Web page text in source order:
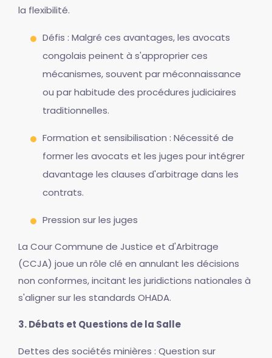
la flexibilité.
Défis : Malgré ces avantages, les avocats
congolais peinent à s'approprier ces
mécanismes, souvent par méconnaissance
ou par habitude des procédures judiciaires
traditionnelles.
Formation et sensibilisation : Nécessité de
former les avocats et les juges pour intégrer
davantage les clauses d'arbitrage dans les
contrats.
Pression sur les juges
La Cour Commune de Justice et d'Arbitrage
(CCJA) joue un rôle clé en annulant les décisions
non conformes, incitant les juridictions nationales à
s'aligner sur les standards OHADA.
3. Débats et Questions de la Salle
Dettes des sociétés minières : Question sur